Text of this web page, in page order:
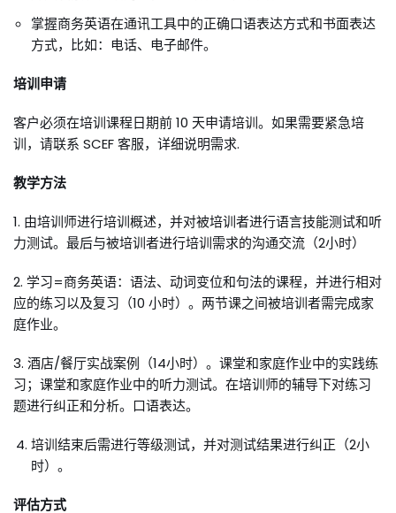
掌握商务英语在通讯工具中的正确口语表达方式和书面表达
方式，比如：电话、电子邮件。
培训申请
客户必须在培训课程日期前 10 天申请培训。如果需要紧急培
训，请联系 SCEF 客服，详细说明需求.
教学方法
1. 由培训师进行培训概述，并对被培训者进行语言技能测试和听
力测试。最后与被培训者进行培训需求的沟通交流（2小时）
2. 学习=商务英语：语法、动词变位和句法的课程，并进行相对
应的练习以及复习（10 小时）。两节课之间被培训者需完成家
庭作业。
3. 酒店/餐厅实战案例（14小时）。课堂和家庭作业中的实践练
习；课堂和家庭作业中的听力测试。在培训师的辅导下对练习
题进行纠正和分析。口语表达。
培训结束后需进行等级测试，并对测试结果进行纠正（2小
时）。
评估方式